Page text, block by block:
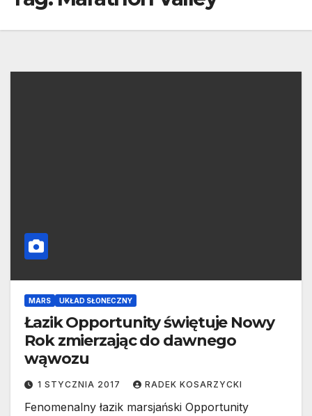
MARS UKŁAD SŁONECZNY
Łazik Opportunity świętuje Nowy
Rok zmierzając do dawnego
wąwozu
1 STYCZNIA 2017 RADEK KOSARZYCKI
Fenomenalny łazik marsjański Opportunity